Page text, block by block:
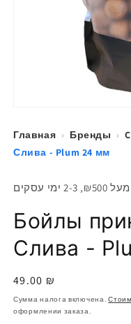
файлы
в
Главная › Бренды ›
Слива - Plum 24 мм
עסקים
Бойлы
Слива -
Обычная
цена
49.00 ₪
Сумма налога включена.
оформлении заказа.